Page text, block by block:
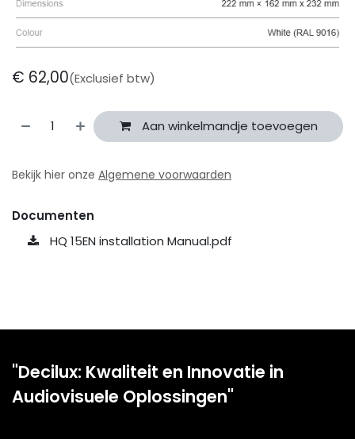
€ 62,00(Exclusief btw)
Aan winkelmandje toevoegen
Bekijk hier onze Algemene voorwaarden
Documenten
HQ 15EN installation Manual.pdf
"Decilux: Kwaliteit en Innovatie in
Audiovisuele Oplossingen"